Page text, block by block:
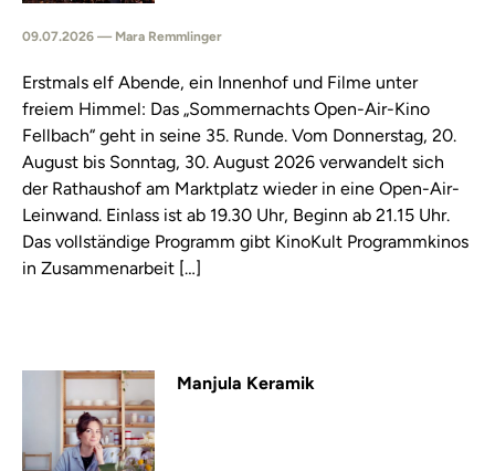
09.07.2026 — Mara Remmlinger
Erstmals elf Abende, ein Innenhof und Filme unter
freiem Himmel: Das „Sommernachts Open-Air-Kino
Fellbach“ geht in seine 35. Runde. Vom Donnerstag, 20.
August bis Sonntag, 30. August 2026 verwandelt sich
der Rathaushof am Marktplatz wieder in eine Open-Air-
Leinwand. Einlass ist ab 19.30 Uhr, Beginn ab 21.15 Uhr.
Das vollständige Programm gibt KinoKult Programmkinos
in Zusammenarbeit […]
Manjula Keramik